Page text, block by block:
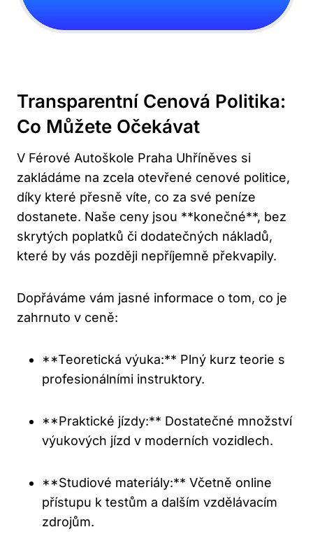
Transparentní Cenová Politika:
Co‌ Můžete Očekávat
V Férové Autoškole‌ Praha Uhříněves si
zakládáme na zcela otevřené cenové politice,
díky které přesně víte, co za ⁣své peníze
dostanete. Naše ceny jsou ​**konečné**, ​bez
skrytých‌ poplatků či dodatečných nákladů,
které by vás později nepříjemně překvapily.
Dopřáváme vám jasné informace o ‌tom, co je
zahrnuto v ceně:
**Teoretická výuka:** Plný kurz⁣ teorie s
profesionálními instruktory.
**Praktické jízdy:** Dostatečné množství
výukových⁢ jízd v moderních vozidlech.
**Studiové materiály:** Včetně online
přístupu k testům a dalším vzdělávacím
zdrojům.